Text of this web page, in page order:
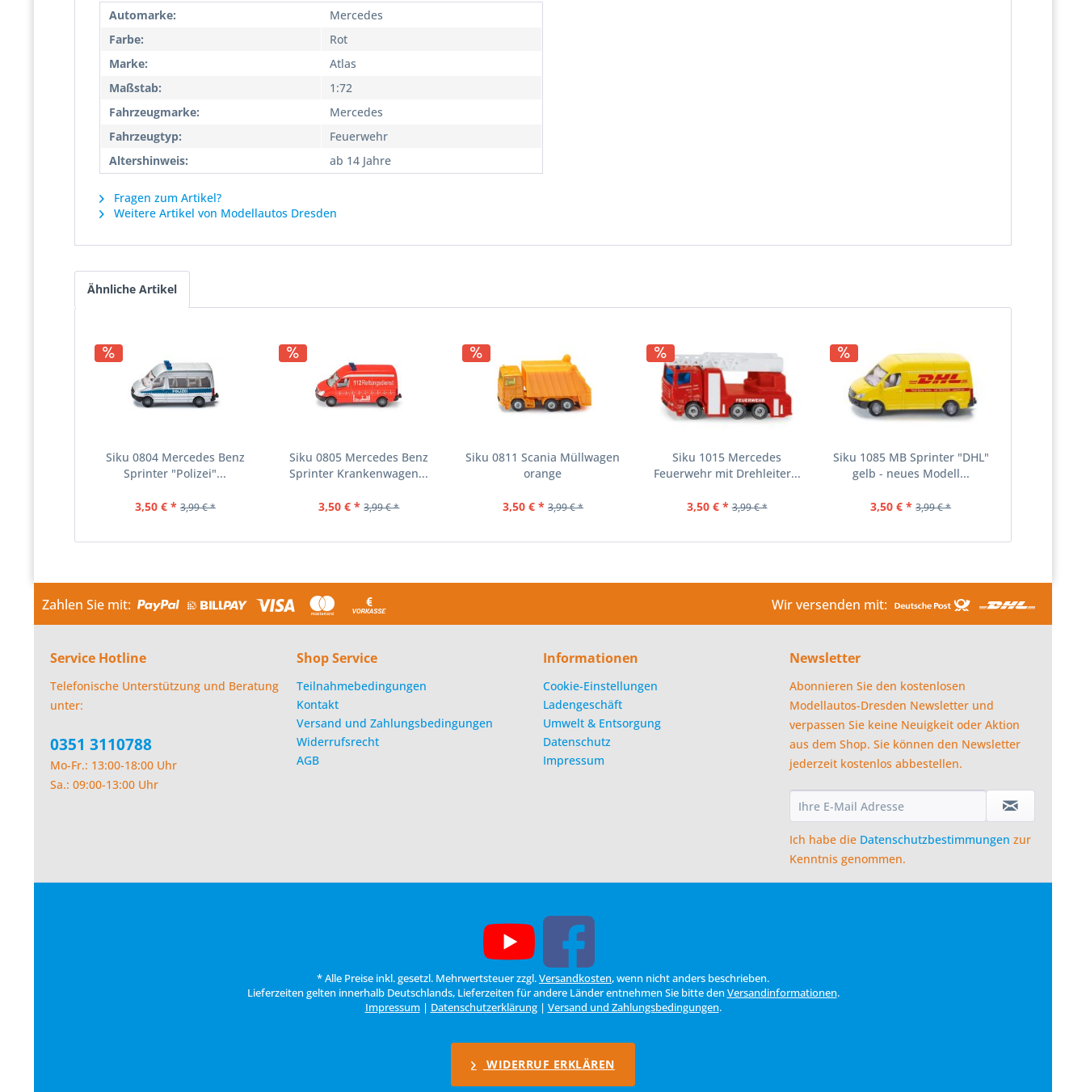
Automarke:
Mercedes
Farbe:
Rot
Marke:
Atlas
Maßstab:
1:72
Fahrzeugmarke:
Mercedes
Fahrzeugtyp:
Feuerwehr
Altershinweis:
ab 14 Jahre
Fragen zum Artikel?
Weitere Artikel von Modellautos Dresden
Ähnliche Artikel
Siku 0804 Mercedes Benz
Sprinter "Polizei"...
3,50 € * 3,99 € *
Siku 0805 Mercedes Benz
Sprinter Krankenwagen...
3,50 € * 3,99 € *
Siku 0811 Scania Müllwagen
orange
3,50 € * 3,99 € *
Siku 1015 Mercedes
Feuerwehr mit Drehleiter...
3,50 € * 3,99 € *
Siku 1085 MB Sprinter "DHL"
gelb - neues Modell...
3,50 € * 3,99 € *
Zahlen Sie mit: Wir versenden mit:
Service Hotline
Telefonische Unterstützung und Beratung
unter:
0351 3110788
Mo-Fr.: 13:00-18:00 Uhr
Sa.: 09:00-13:00 Uhr
Shop Service
Teilnahmebedingungen
Kontakt
Versand und Zahlungsbedingungen
Widerrufsrecht
AGB
Informationen
Cookie-Einstellungen
Ladengeschäft
Umwelt & Entsorgung
Datenschutz
Impressum
Newsletter
Abonnieren Sie den kostenlosen
Modellautos-Dresden Newsletter und
verpassen Sie keine Neuigkeit oder Aktion
aus dem Shop. Sie können den Newsletter
jederzeit kostenlos abbestellen.
Ich habe die Datenschutzbestimmungen zur
Kenntnis genommen.
* Alle Preise inkl. gesetzl. Mehrwertsteuer zzgl.Versandkosten, wenn nicht anders beschrieben.
Lieferzeiten gelten innerhalb Deutschlands, Lieferzeiten für andere Länder entnehmen Sie bitte den Versandinformationen.
Impressum| Datenschutzerklärung| Versand und Zahlungsbedingungen.
WIDERRUF ERKLÄREN